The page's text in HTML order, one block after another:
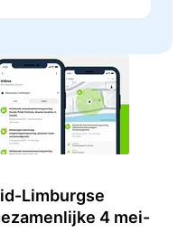
Limburgse
4 mei-